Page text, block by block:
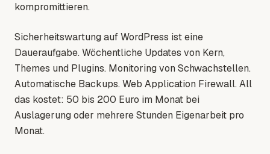
kompromittieren.
Sicherheitswartung auf WordPress ist eine
Daueraufgabe. Wöchentliche Updates von Kern,
Themes und Plugins. Monitoring von Schwachstellen.
Automatische Backups. Web Application Firewall. All
das kostet: 50 bis 200 Euro im Monat bei
Auslagerung oder mehrere Stunden Eigenarbeit pro
Monat.